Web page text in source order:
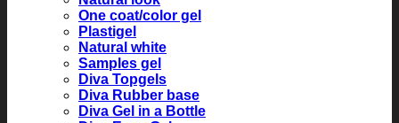
One coat/color gel
Plastigel
Natural white
Samples gel
Diva Topgels
Diva Rubber base
Diva Gel in a Bottle